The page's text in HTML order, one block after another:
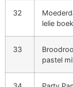
32
lelie
33
pastel